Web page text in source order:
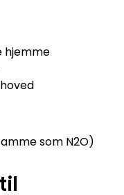
hjemme
som N2O)